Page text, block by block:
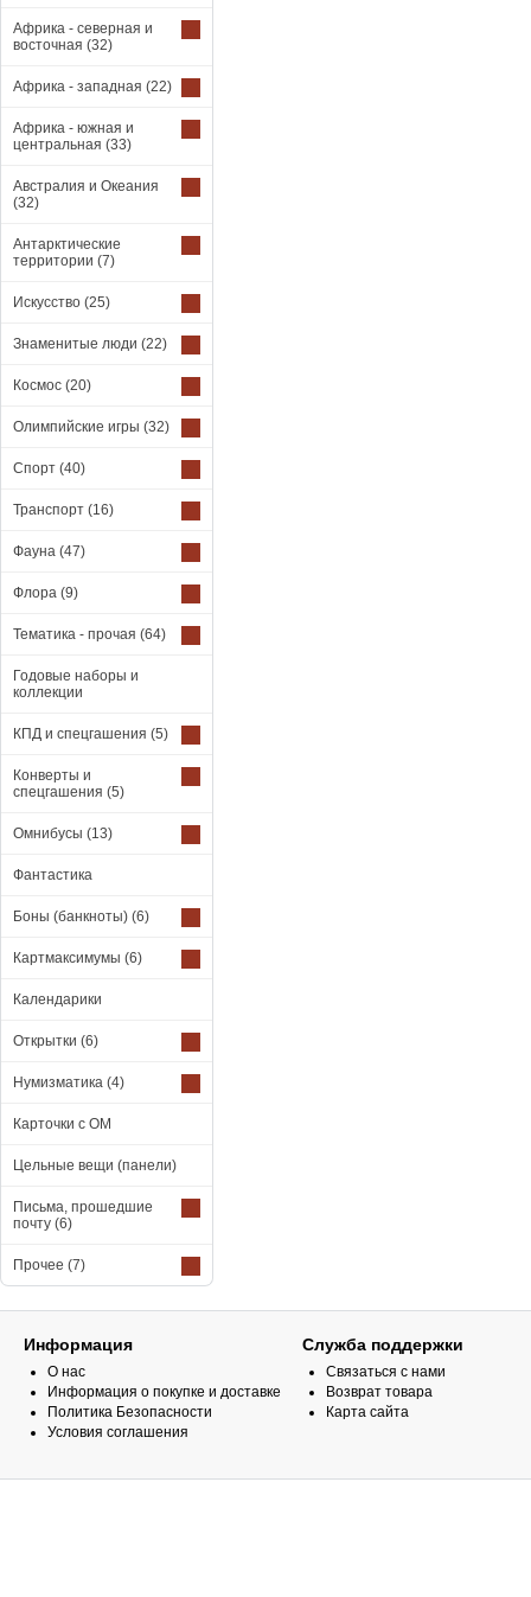
Африка - северная и
восточная (32)
Африка - западная (22)
Африка - южная и
центральная (33)
Австралия и Океания
(32)
Антарктические
территории (7)
Искусство (25)
Знаменитые люди (22)
Космос (20)
Олимпийские игры (32)
Спорт (40)
Транспорт (16)
Фауна (47)
Флора (9)
Тематика - прочая (64)
Годовые наборы и
коллекции
КПД и спецгашения (5)
Конверты и
спецгашения (5)
Омнибусы (13)
Фантастика
Боны (банкноты) (6)
Картмаксимумы (6)
Календарики
Открытки (6)
Нумизматика (4)
Карточки с ОМ
Цельные вещи (панели)
Письма, прошедшие
почту (6)
Прочее (7)
Информация
О нас
Информация о покупке и доставке
Политика Безопасности
Условия соглашения
Служба поддержки
Связаться с нами
Возврат товара
Карта сайта